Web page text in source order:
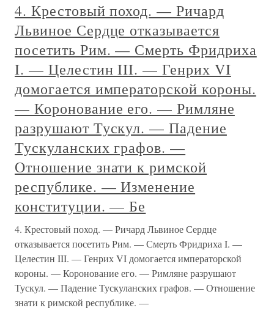
4. Крестовый поход. — Ричард
Львиное Сердце отказывается
посетить Рим. — Смерть Фридриха
I. — Целестин III. — Генрих VI
домогается императорской короны.
— Коронование его. — Римляне
разрушают Тускул. — Падение
Тускуланских графов. —
Отношение знати к римской
республике. — Изменение
конституции. — Бе
4. Крестовый поход. — Ричард Львиное Сердце
отказывается посетить Рим. — Смерть Фридриха I. —
Целестин III. — Генрих VI домогается императорской
короны. — Коронование его. — Римляне разрушают
Тускул. — Падение Тускуланских графов. — Отношение
знати к римской республике. —